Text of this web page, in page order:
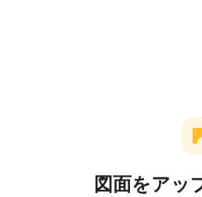
図面をアッ